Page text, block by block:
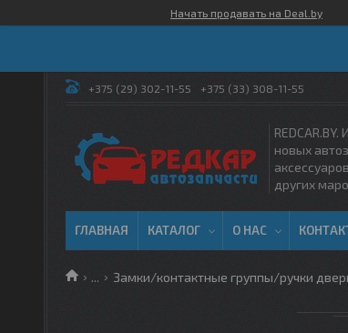
Начать продавать на Deal.by
+375 (29) 302-11-55 +375 (33) 308-11-55
новых
других
ГЛАВНАЯ КАТАЛОГ О НАС
... Замки/контактные группы/ручки